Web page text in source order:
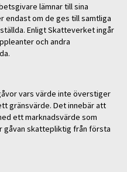
lämnar till sina
endast om de ges till samtliga
Enligt Skatteverket ingår
och andra
vars värde inte överstiger
gränsvärde. Det innebär att
ett marknadsvärde som
gåvan skattepliktig från första